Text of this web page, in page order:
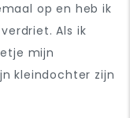
op en heb ik
Als ik
mijn
kleindochter zijn